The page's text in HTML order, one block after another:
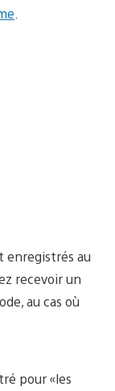
enregistrés au
recevoir un
au cas où
pour «les